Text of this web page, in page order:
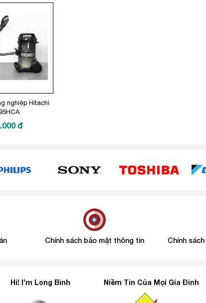
nghiệp Hitachi
đ
Chính sách bảo mật thông tin Chính
Hi! I’m Long Bình Niềm Tin Của Mọi Gia Đình